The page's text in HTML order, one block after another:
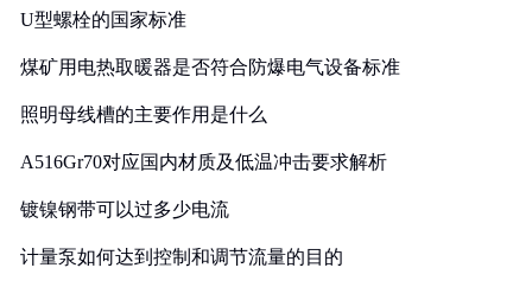
U型螺栓的国家标准
煤矿用电热取暖器是否符合防爆电气设备标准
照明母线槽的主要作用是什么
A516Gr70对应国内材质及低温冲击要求解析
镀镍钢带可以过多少电流
计量泵如何达到控制和调节流量的目的